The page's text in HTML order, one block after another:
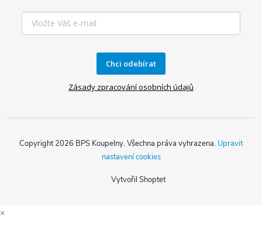
Chci odebírat
Zásady zpracování osobních údajů
Vytvořil Shoptet
Copyright 2026 BPS Koupelny. Všechna práva vyhrazena. Upravit
nastavení cookies
×